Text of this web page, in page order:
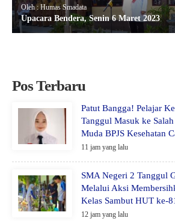
Oleh : Humas Smadata
Upacara Bendera, Senin 6 Maret 2023
Pos Terbaru
Patut Bangga! Pelajar
Tanggul Masuk ke
Muda BPJS Kesehatan
11 jam yang lalu
SMA Negeri 2 Tanggul
Melalui Aksi
Kelas Sambut HUT ke-
12 jam yang lalu